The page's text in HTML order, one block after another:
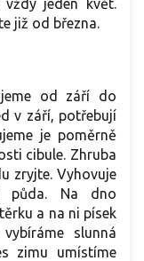
jeden květ.
již od března.
od září do
v září, potřebují
je poměrně
cibule. Zhruba
zryjte. Vyhovuje
půda. Na dno
a na ni písek
slunná
zimu umístíme